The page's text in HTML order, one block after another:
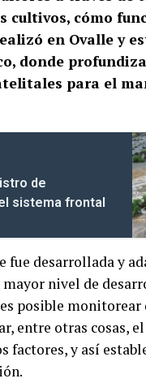
cómo
en Ovalle y
donde
para el
de
sistema frontal
desarrollada y
nivel de
posible
entre otras cosas,
y así